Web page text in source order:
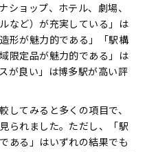
ショップ、ホテル、劇場、
など）が充実している」は
形が魅力的である」「駅構
限定品が魅力的である」は
が良い」は博多駅が高い評
してみると多くの項目で、
られました。ただし、「駅
ある」はいずれの結果でも